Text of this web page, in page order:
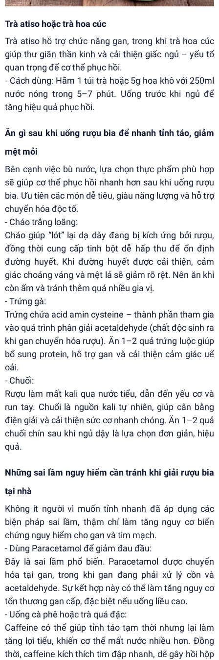
Trà atiso hoặc trà hoa cúc
Trà atiso hỗ trợ chức năng gan, trong khi trà hoa cúc
giúp thư giãn thần kinh và cải thiện giấc ngủ – yếu tố
quan trọng để cơ thể phục hồi.
- Cách dùng: Hãm 1 túi trà hoặc 5g hoa khô với 250ml
nước nóng trong 5–7 phút. Uống trước khi ngủ để
tăng hiệu quả phục hồi.
Ăn gì sau khi uống rượu bia để nhanh tỉnh táo, giảm
mệt mỏi
Bên cạnh việc bù nước, lựa chọn thực phẩm phù hợp
sẽ giúp cơ thể phục hồi nhanh hơn sau khi uống rượu
bia. Ưu tiên các món dễ tiêu, giàu năng lượng và hỗ trợ
chuyển hóa độc tố.
- Cháo trắng loãng:
Cháo giúp “lót” lại dạ dày đang bị kích ứng bởi rượu,
đồng thời cung cấp tinh bột dễ hấp thu để ổn định
đường huyết. Khi đường huyết được cải thiện, cảm
giác choáng váng và mệt lả sẽ giảm rõ rệt. Nên ăn khi
còn ấm và tránh thêm quá nhiều gia vị.
- Trứng gà:
Trứng chứa acid amin cysteine – thành phần tham gia
vào quá trình phân giải acetaldehyde (chất độc sinh ra
khi gan chuyển hóa rượu). Ăn 1–2 quả trứng luộc giúp
bổ sung protein, hỗ trợ gan và cải thiện cảm giác uể
oải.
- Chuối:
Rượu làm mất kali qua nước tiểu, dẫn đến yếu cơ và
run tay. Chuối là nguồn kali tự nhiên, giúp cân bằng
điện giải và cải thiện sức cơ nhanh chóng. Ăn 1–2 quả
chuối chín sau khi ngủ dậy là lựa chọn đơn giản, hiệu
quả.
Những sai lầm nguy hiểm cần tránh khi giải rượu bia
tại nhà
Không ít người vì muốn tỉnh nhanh đã áp dụng các
biện pháp sai lầm, thậm chí làm tăng nguy cơ biến
chứng nguy hiểm cho gan và tim mạch.
- Dùng Paracetamol để giảm đau đầu:
Đây là sai lầm phổ biến. Paracetamol được chuyển
hóa tại gan, trong khi gan đang phải xử lý cồn và
acetaldehyde. Sự kết hợp này có thể làm tăng nguy cơ
tổn thương gan cấp, đặc biệt nếu uống liều cao.
- Uống cà phê hoặc trà quá đặc:
Caffeine có thể giúp tỉnh táo tạm thời nhưng lại làm
tăng lợi tiểu, khiến cơ thể mất nước nhiều hơn. Đồng
thời, caffeine kích thích tim đập nhanh, dễ gây hồi hộp